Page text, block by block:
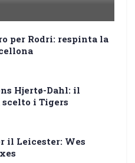
per Rodri: respinta la
Hjertø-Dahl: il
i Tigers
il Leicester: Wes